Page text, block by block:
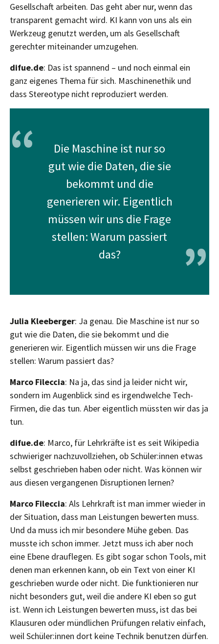
Gesellschaft arbeiten. Das geht aber nur, wenn das
transparent gemacht wird. KI kann von uns als ein
Werkzeug genutzt werden, um als Gesellschaft
gerechter miteinander umzugehen.
difue.de: Das ist spannend – und noch einmal ein
ganz eigenes Thema für sich. Maschinenethik und
dass Stereotype nicht reproduziert werden.
“
Die Maschine ist nur so
gut wie die Daten, die sie
bekommt und die
generieren wir. Eigentlich
müssen wir uns die Frage
stellen: Warum passiert
das?
”
Julia Kleeberger: Ja genau. Die Maschine ist nur so
gut wie die Daten, die sie bekommt und die
generieren wir. Eigentlich müssen wir uns die Frage
stellen: Warum passiert das?
Marco Fileccia: Na ja, das sind ja leider nicht wir,
sondern im Augenblick sind es irgendwelche Tech-
Firmen, die das tun. Aber eigentlich müssten wir das ja
tun.
difue.de: Marco, für Lehrkräfte ist es seit Wikipedia
schwieriger nachzuvollziehen, ob Schüler:innen etwas
selbst geschrieben haben oder nicht. Was können wir
aus diesen vergangenen Disruptionen lernen?
Marco Fileccia: Als Lehrkraft ist man immer wieder in
der Situation, dass man Leistungen bewerten muss.
Und da muss ich mir besondere Mühe geben. Das
musste ich schon immer. Jetzt muss ich aber noch
eine Ebene drauflegen. Es gibt sogar schon Tools, mit
denen man erkennen kann, ob ein Text von einer KI
geschrieben wurde oder nicht. Die funktionieren nur
nicht besonders gut, weil die andere KI eben so gut
ist. Wenn ich Leistungen bewerten muss, ist das bei
Klausuren oder mündlichen Prüfungen relativ einfach,
weil Schüler:innen dort keine Technik benutzen dürfen.